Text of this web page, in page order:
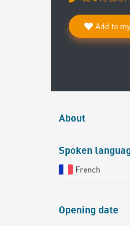
Add to
About
Spoken
French
Opening date